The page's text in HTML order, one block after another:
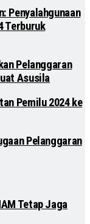
Penyalahgunaan
Terburuk
Pelanggaran
Asusila
Pemilu 2024 ke
Pelanggaran
Tetap Jaga